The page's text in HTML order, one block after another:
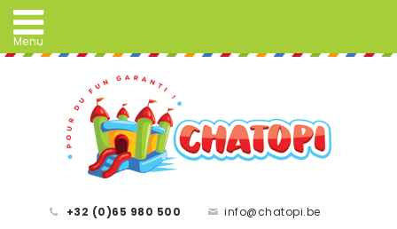
+32 (0)65 980 500 info@chatopi.be